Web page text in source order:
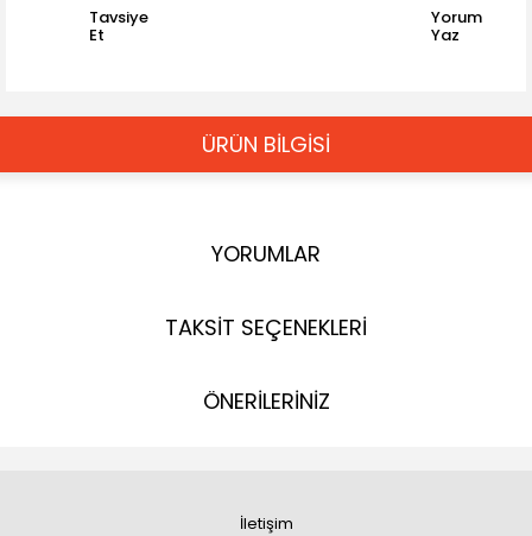
Tavsiye
Et
Yorum
Yaz
ÜRÜN BİLGİSİ
YORUMLAR
TAKSİT SEÇENEKLERİ
ÖNERİLERİNİZ
İletişim